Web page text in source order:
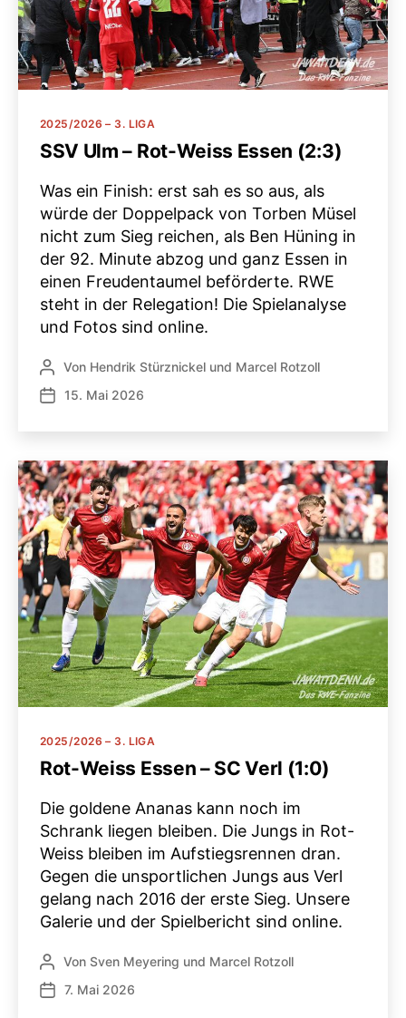
Kategorien
2025/2026 – 3. LIGA
SSV Ulm – Rot-Weiss Essen (2:3)
Was ein Finish: erst sah es so aus, als
würde der Doppelpack von Torben Müsel
nicht zum Sieg reichen, als Ben Hüning in
der 92. Minute abzog und ganz Essen in
einen Freudentaumel beförderte. RWE
steht in der Relegation! Die Spielanalyse
und Fotos sind online.
Beitragsautor
Von Hendrik Stürznickel und Marcel Rotzoll
Veröffentlichungsdatum
15. Mai 2026
Kategorien
2025/2026 – 3. LIGA
Rot-Weiss Essen – SC Verl (1:0)
Die goldene Ananas kann noch im
Schrank liegen bleiben. Die Jungs in Rot-
Weiss bleiben im Aufstiegsrennen dran.
Gegen die unsportlichen Jungs aus Verl
gelang nach 2016 der erste Sieg. Unsere
Galerie und der Spielbericht sind online.
Beitragsautor
Von Sven Meyering und Marcel Rotzoll
Veröffentlichungsdatum
7. Mai 2026